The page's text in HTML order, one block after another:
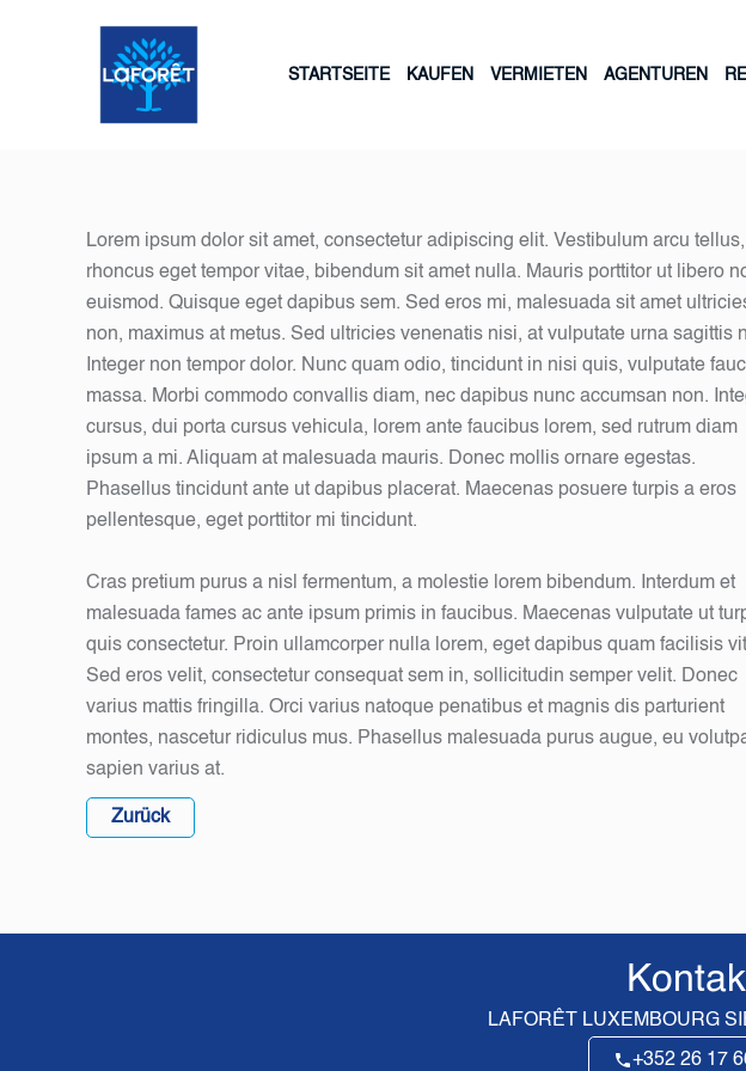
STARTSEITE KAUFEN VERMIETEN AGENTUREN
Lorem ipsum dolor sit amet, consectetur adipiscing elit. Vestibulum arcu tellus,
rhoncus eget tempor vitae, bibendum sit amet nulla. Mauris porttitor ut libero
euismod. Quisque eget dapibus sem. Sed eros mi, malesuada sit amet
non, maximus at metus. Sed ultricies venenatis nisi, at vulputate urna sagittis
Integer non tempor dolor. Nunc quam odio, tincidunt in nisi quis, vulputate
massa. Morbi commodo convallis diam, nec dapibus nunc accumsan non.
cursus, dui porta cursus vehicula, lorem ante faucibus lorem, sed rutrum diam
ipsum a mi. Aliquam at malesuada mauris. Donec mollis ornare egestas.
Phasellus tincidunt ante ut dapibus placerat. Maecenas posuere turpis a eros
pellentesque, eget porttitor mi tincidunt.
Cras pretium purus a nisl fermentum, a molestie lorem bibendum. Interdum et
malesuada fames ac ante ipsum primis in faucibus. Maecenas vulputate ut
quis consectetur. Proin ullamcorper nulla lorem, eget dapibus quam facilisis
Sed eros velit, consectetur consequat sem in, sollicitudin semper velit. Donec
varius mattis fringilla. Orci varius natoque penatibus et magnis dis parturient
montes, nascetur ridiculus mus. Phasellus malesuada purus augue, eu
sapien varius at.
Zurück
LAFORÊT LUXEMBOURG
+352 26 17